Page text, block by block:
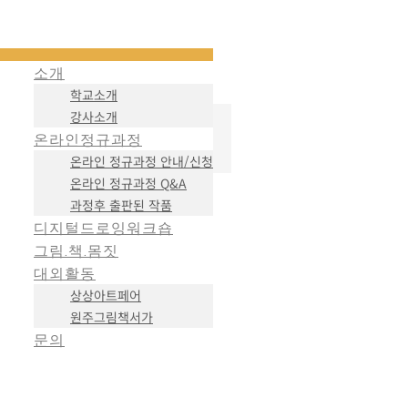
소개
학교소개
강사소개
온라인정규과정
온라인 정규과정 안내/신청
온라인 정규과정 Q&A
과정후 출판된 작품
디지털드로잉워크숍
그림.책.몸짓
대외활동
상상아트페어
원주그림책서가
문의